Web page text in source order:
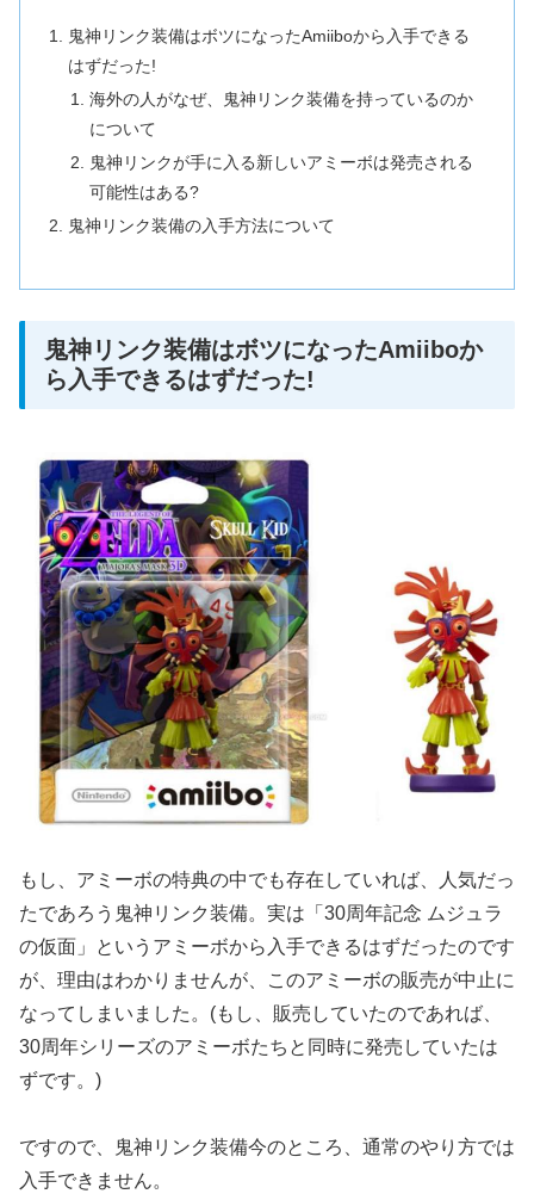
鬼神リンク装備はボツになったAmiiboから入手できる
はずだった!
海外の人がなぜ、鬼神リンク装備を持っているのか
について
鬼神リンクが手に入る新しいアミーボは発売される
可能性はある?
鬼神リンク装備の入手方法について
鬼神リンク装備はボツになったAmiiboか
ら入手できるはずだった!
もし、アミーボの特典の中でも存在していれば、人気だっ
たであろう鬼神リンク装備。実は「30周年記念 ムジュラ
の仮面」というアミーボから入手できるはずだったのです
が、理由はわかりませんが、このアミーボの販売が中止に
なってしまいました。(もし、販売していたのであれば、
30周年シリーズのアミーボたちと同時に発売していたは
ずです。)
ですので、鬼神リンク装備今のところ、通常のやり方では
入手できません。